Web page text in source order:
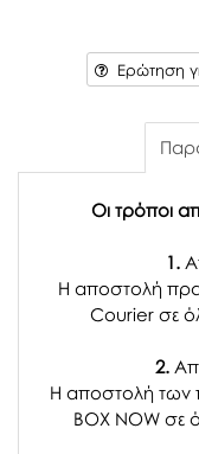
Ερώτηση
Οι τρόποι
1.
Η αποστολή
Courier σε
2.
Η αποστολή των
BOX NOW σε